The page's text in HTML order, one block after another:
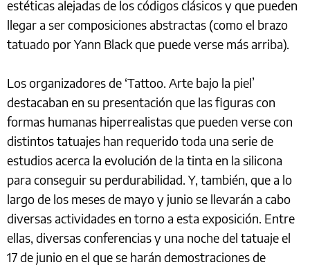
estéticas alejadas de los códigos clásicos y que pueden
llegar a ser composiciones abstractas (como el brazo
tatuado por Yann Black que puede verse más arriba).
Los organizadores de ‘Tattoo. Arte bajo la piel’
destacaban en su presentación que las figuras con
formas humanas hiperrealistas que pueden verse con
distintos tatuajes han requerido toda una serie de
estudios acerca la evolución de la tinta en la silicona
para conseguir su perdurabilidad. Y, también, que a lo
largo de los meses de mayo y junio se llevarán a cabo
diversas actividades en torno a esta exposición. Entre
ellas, diversas conferencias y una noche del tatuaje el
17 de junio en el que se harán demostraciones de